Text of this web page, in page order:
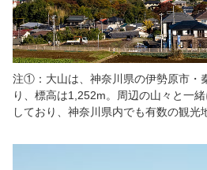
注①：大山は、神奈川県の伊勢原市・
り、標高は1,252m。周辺の山々と一
しており、神奈川県内でも有数の観光